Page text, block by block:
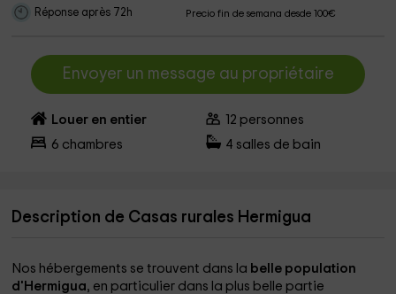
Réponse après 72h Precio fin de semana desde 100€
Envoyer un message au propriétaire
Louer en entier 12 personnes
6 chambres 4 salles de bain
Description de Casas rurales Hermigua
Nos hébergements se trouvent dans la belle population
d'Hermigua, en particulier dans la plus belle partie